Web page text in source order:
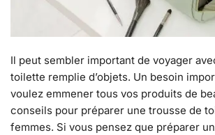
Il peut sembler important de voyager
toilette remplie d’objets. Un besoin
voulez emmener tous vos produits de
conseils pour préparer une trousse de
femmes. Si vous pensez que préparer